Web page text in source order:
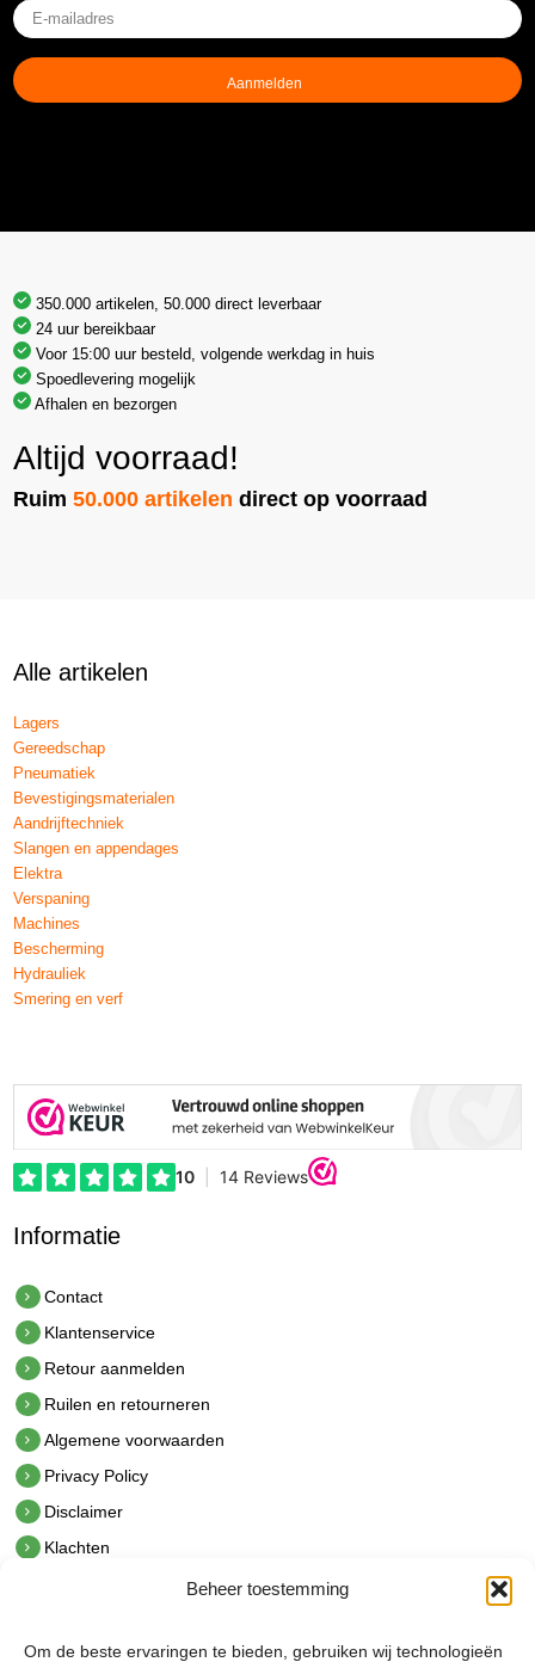
Beheer toestemming
Om de beste ervaringen te bieden, gebruiken wij technologieën
E-
mailadres
(Vereist)
350.000 artikelen, 50.000 direct leverbaar
24 uur bereikbaar
Voor 15:00 uur besteld, volgende werkdag in huis
Spoedlevering mogelijk
Afhalen en bezorgen
Altijd voorraad!
Ruim50.000 artikelen direct op voorraad
Alle artikelen
Lagers
Gereedschap
Pneumatiek
Bevestigingsmaterialen
Aandrijftechniek
Slangen en appendages
Elektra
Verspaning
Machines
Bescherming
Hydrauliek
Smering en verf
Informatie
Contact
Klantenservice
Retour aanmelden
Ruilen en retourneren
Algemene voorwaarden
Privacy Policy
Disclaimer
Klachten
hetindustriehuis B.V.